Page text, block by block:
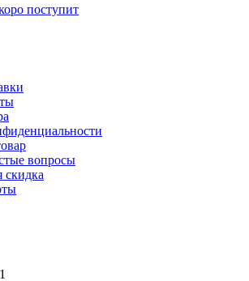
поступит
вопросы
скидка